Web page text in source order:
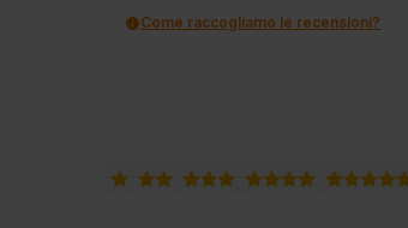
Come raccogliamo le recensioni?